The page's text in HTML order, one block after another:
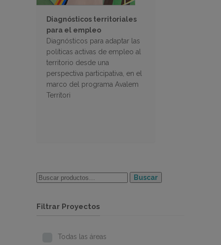
Diagnósticos territoriales
para el empleo
Diagnósticos para adaptar las
políticas activas de empleo al
territorio desde una
perspectiva participativa, en el
marco del programa Avalem
Territori
Buscar
Filtrar Proyectos
Todas las áreas